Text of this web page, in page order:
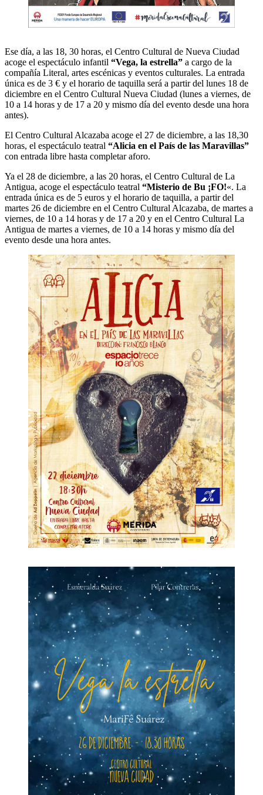
Ese día, a las 18, 30 horas, el Centro Cultural de Nueva Ciudad
acoge el espectáculo infantil “Vega, la estrella” a cargo de la
compañía Literal, artes escénicas y eventos culturales. La entrada
única es de 3 € y el horario de taquilla será a partir del lunes 18 de
diciembre en el Centro Cultural Nueva Ciudad (lunes a viernes, de
10 a 14 horas y de 17 a 20 y mismo día del evento desde una hora
antes).
El Centro Cultural Alcazaba acoge el 27 de diciembre, a las 18,30
horas, el espectáculo teatral “Alicia en el País de las Maravillas”
con entrada libre hasta completar aforo.
Ya el 28 de diciembre, a las 20 horas, el Centro Cultural de La
Antigua, acoge el espectáculo teatral “Misterio de Bu ¡FO!«. La
entrada única es de 5 euros y el horario de taquilla, a partir del
martes 26 de diciembre en el Centro Cultural Alcazaba, de martes a
viernes, de 10 a 14 horas y de 17 a 20 y en el Centro Cultural La
Antigua de martes a viernes, de 10 a 14 horas y mismo día del
evento desde una hora antes.